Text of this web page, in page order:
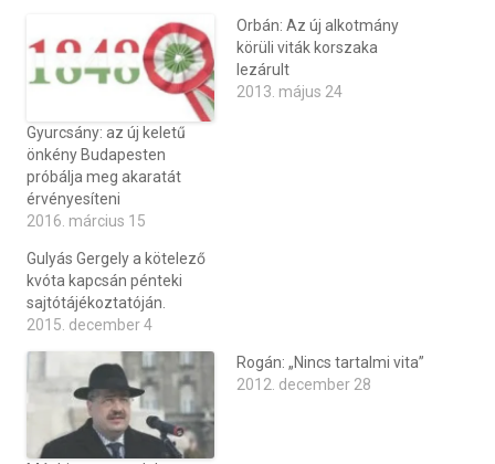
Gyurcsány: az új keletű
önkény Budapesten
próbálja meg akaratát
érvényesíteni
2016. március 15
Orbán: Az új alkotmány
körüli viták korszaka
lezárult
2013. május 24
Gulyás Gergely a kötelező
kvóta kapcsán pénteki
sajtótájékoztatóján.
2015. december 4
Rogán: „Nincs tartalmi vita”
2012. december 28